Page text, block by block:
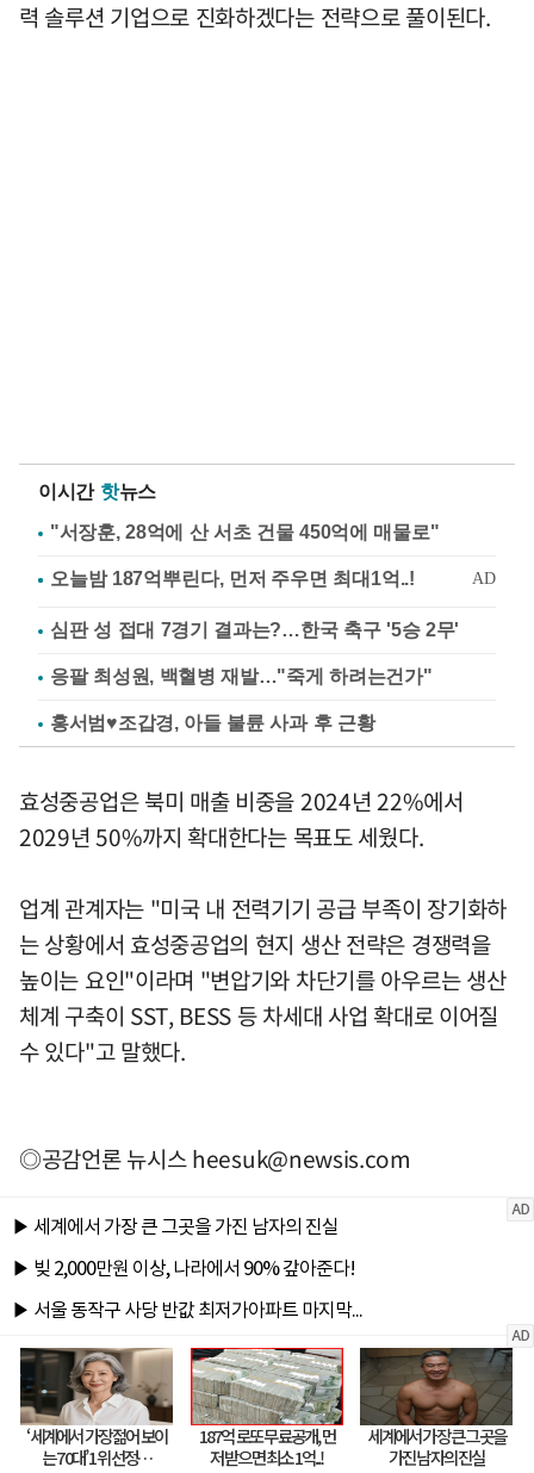
력 솔루션 기업으로 진화하겠다는 전략으로 풀이된다.
이시간 핫뉴스
"서장훈, 28억에 산 서초 건물 450억에 매물로"
심판 성 접대 7경기 결과는?…한국 축구 '5승 2무'
응팔 최성원, 백혈병 재발…"죽게 하려는건가"
홍서범♥조갑경, 아들 불륜 사과 후 근황
효성중공업은 북미 매출 비중을 2024년 22%에서
2029년 50%까지 확대한다는 목표도 세웠다.
업계 관계자는 "미국 내 전력기기 공급 부족이 장기화하
는 상황에서 효성중공업의 현지 생산 전략은 경쟁력을
높이는 요인"이라며 "변압기와 차단기를 아우르는 생산
체계 구축이 SST, BESS 등 차세대 사업 확대로 이어질
수 있다"고 말했다.
◎공감언론 뉴시스heesuk@newsis.com